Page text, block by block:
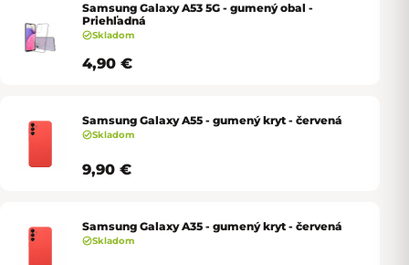
Samsung Galaxy A53 5G - gumený obal -
Priehľadná
Skladom
4,90 €
Samsung Galaxy A55 - gumený kryt - červená
Skladom
9,90 €
Samsung Galaxy A35 - gumený kryt - červená
Skladom